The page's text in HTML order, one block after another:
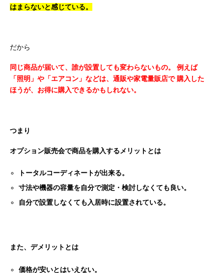
はまらないと感じている。
だから
同じ商品が届いて、誰が設置しても変わらないもの。
例えば
「照明」や「エアコン」などは、通販や家電量販店で 購入した
ほうが、お得に購入できるかもしれない。
つまり
オプション販売会で商品を購入するメリットとは
トータルコーディネートが出来る。
寸法や機器の容量を自分で測定・検討しなくても良い。
自分で設置しなくても入居時に設置されている。
また、デメリットとは
価格が安いとはいえない。